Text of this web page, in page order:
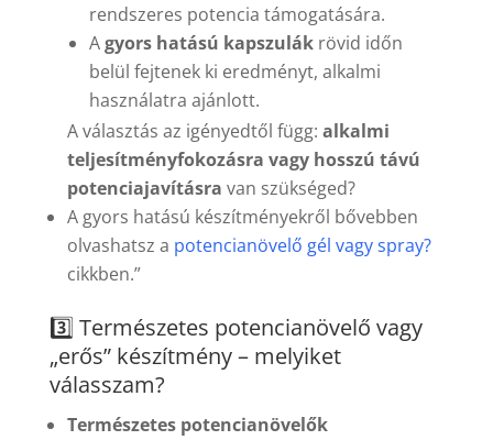
rendszeres potencia támogatására.
Agyors hatású kapszulákrövid időn
belül fejtenek ki eredményt, alkalmi
használatra ajánlott.
A választás az igényedtől függ: alkalmi
teljesítményfokozásra vagy hosszú távú
potenciajavításra van szükséged?
A gyors hatású készítményekről bővebben
olvashatsz a potencianövelő gél vagy spray?
cikkben.”
3️⃣ Természetes potencianövelő vagy
„erős” készítmény – melyiket
válasszam?
Természetes potencianövelők